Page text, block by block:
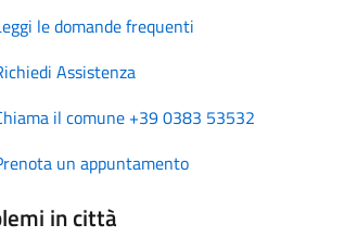
le domande frequenti
Assistenza
il comune +39 0383 53532
un appuntamento
in città